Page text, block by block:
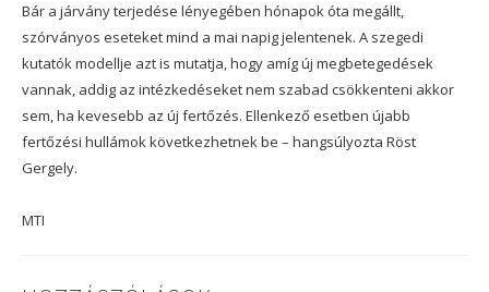
Bár a járvány terjedése lényegében hónapok óta megállt,
szórványos eseteket mind a mai napig jelentenek. A szegedi
kutatók modellje azt is mutatja, hogy amíg új megbetegedések
vannak, addig az intézkedéseket nem szabad csökkenteni akkor
sem, ha kevesebb az új fertőzés. Ellenkező esetben újabb
fertőzési hullámok következhetnek be – hangsúlyozta Röst
Gergely.
MTI